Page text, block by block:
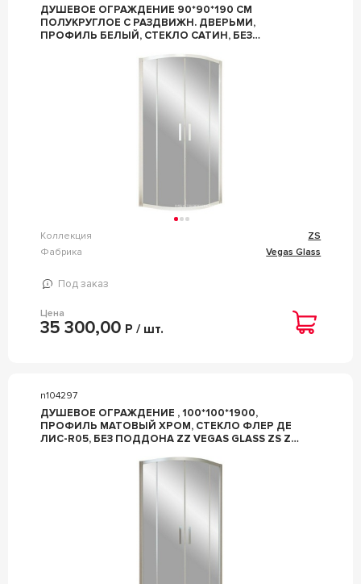
ДУШЕВОЕ ОГРАЖДЕНИЕ 90*90*190 СМ
ПОЛУКРУГЛОЕ С РАЗДВИЖН. ДВЕРЬМИ,
ПРОФИЛЬ БЕЛЫЙ, СТЕКЛО САТИН, БЕЗ
Коллекция
ZS
Фабрика
Vegas Glass
Под заказ
Цена
35 300,00 Р / шт.
n104297
ДУШЕВОЕ ОГРАЖДЕНИЕ , 100*100*1900,
ПРОФИЛЬ МАТОВЫЙ ХРОМ, СТЕКЛО ФЛЕР ДЕ
ЛИС-R05, БЕЗ ПОДДОНА ZZ VEGAS GLASS ZS ZS